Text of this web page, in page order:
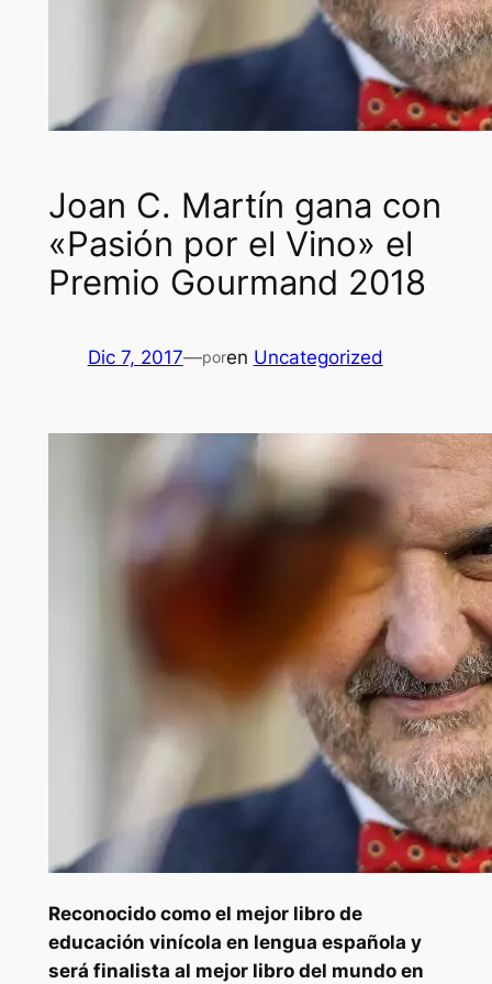
Joan C. Martín gana con
«Pasión por el Vino» el
Premio Gourmand 2018
Dic 7, 2017—poren Uncategorized
Reconocido como el mejor libro de
educación vinícola en lengua española y
será finalista al mejor libro del mundo en